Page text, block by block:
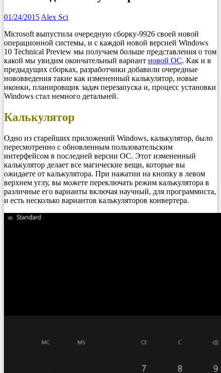
01/24/2015 Alex Sci
Microsoft выпустила очередную сборку-9926 своей новой
операционной системы, и с каждой новой версией Windows
10 Technical Preview мы получаем больше представления о том
какой мы увидим окончательный вариант новой ОС. Как и в
предыдущих сборках, разработчики добавили очередные
нововведения такие как измененный калькулятор, новые
иконки, планировщик задач перезапуска и, процесс установки
Windows стал немного детальней.
Калькулятор
Одно из старейших приложений Windows, калькулятор, было
пересмотренно с обновленным пользовательским
интерфейсом в последней версии ОС. Этот измененный
калькулятор делает все магические вещи, которые вы
ожидаете от калькулятора. При нажатии на кнопку в левом
верхнем углу, вы можете переключать режим калькулятора в
различные его варианты включая научный, для программиста,
и есть несколько вариантов калькуляторов конвертера.